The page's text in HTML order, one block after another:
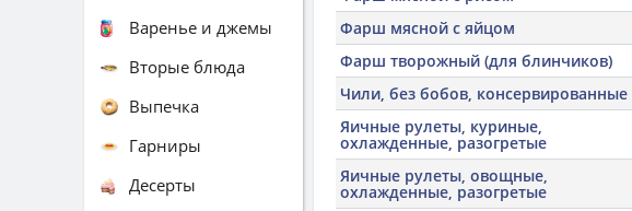
Фарш мясной с яйцом
Фарш творожный (для блинчиков)
Чили, без бобов, консервированные
Яичные рулеты, куриные,
охлажденные, разогретые
Яичные рулеты, овощные,
охлажденные, разогретые
Варенье и джемы
Вторые блюда
Выпечка
Гарниры
Десерты